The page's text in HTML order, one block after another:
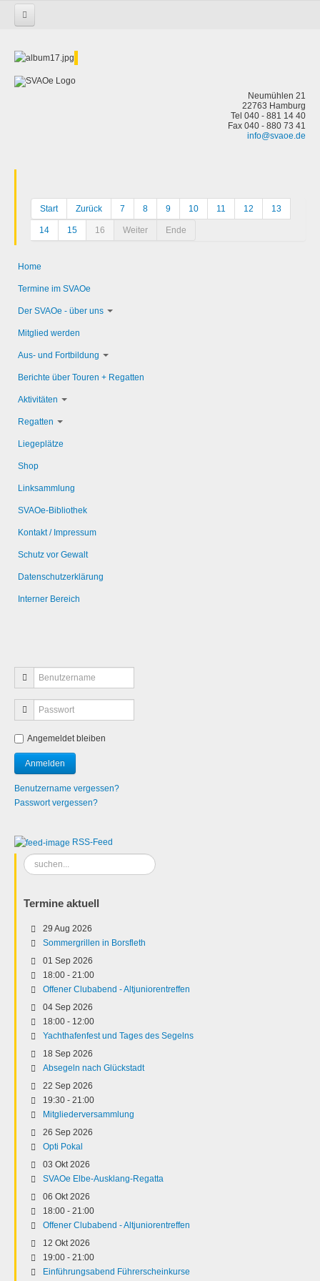
Neumühlen 21
22763 Hamburg
Tel 040 - 881 14 40
Fax 040 - 880 73 41
info@svaoe.de
Start Zurück 7 8 9 10 11 12 13
14 15 16 Weiter Ende
Home
Termine im SVAOe
Der SVAOe - über uns
Mitglied werden
Aus- und Fortbildung
Berichte über Touren + Regatten
Aktivitäten
Regatten
Liegeplätze
Shop
Linksammlung
SVAOe-Bibliothek
Kontakt / Impressum
Schutz vor Gewalt
Datenschutzerklärung
Interner Bereich
Angemeldet bleiben
Benutzername vergessen?
Passwort vergessen?
RSS-Feed
Suchen
...
Termine aktuell
29 Aug 2026
Sommergrillen in Borsfleth
01 Sep 2026
18:00 - 21:00
Offener Clubabend - Altjuniorentreffen
04 Sep 2026
18:00 - 12:00
Yachthafenfest und Tages des Segelns
18 Sep 2026
Absegeln nach Glückstadt
22 Sep 2026
19:30 - 21:00
Mitgliederversammlung
26 Sep 2026
Opti Pokal
03 Okt 2026
SVAOe Elbe-Ausklang-Regatta
06 Okt 2026
18:00 - 21:00
Offener Clubabend - Altjuniorentreffen
12 Okt 2026
19:00 - 21:00
Einführungsabend Führerscheinkurse